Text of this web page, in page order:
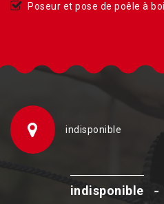
Poseur et pose de poêle à
indisponible
indisponible -